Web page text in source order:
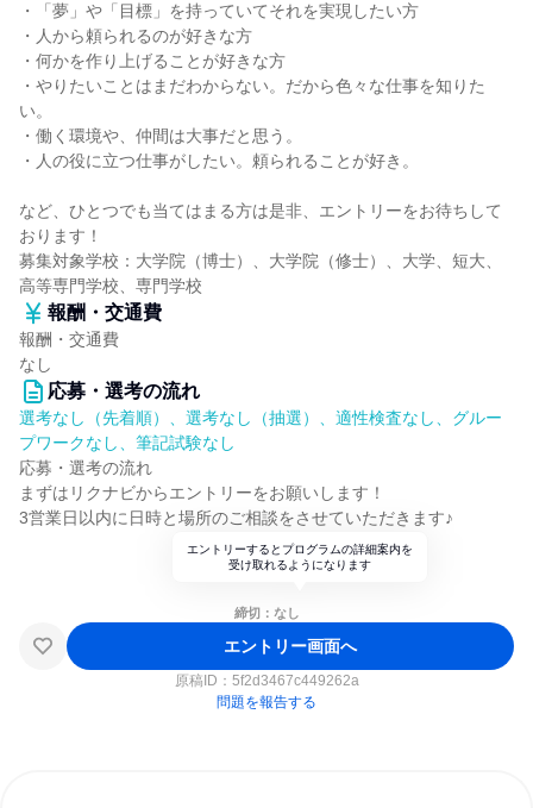
・「夢」や「目標」を持っていてそれを実現したい方
・人から頼られるのが好きな方
・何かを作り上げることが好きな方
・やりたいことはまだわからない。だから色々な仕事を知りた
い。
・働く環境や、仲間は大事だと思う。
・人の役に立つ仕事がしたい。頼られることが好き。
など、ひとつでも当てはまる方は是非、エントリーをお待ちして
おります！
募集対象学校：大学院（博士）、大学院（修士）、大学、短大、
高等専門学校、専門学校
報酬・交通費
報酬・交通費
なし
応募・選考の流れ
選考なし（先着順）、選考なし（抽選）、適性検査なし、グルー
プワークなし、筆記試験なし
応募・選考の流れ
まずはリクナビからエントリーをお願いします！
3営業日以内に日時と場所のご相談をさせていただきます♪
エントリーするとプログラムの詳細案内を
受け取れるようになります
締切：なし
エントリー画面へ
原稿ID： 5f2d3467c449262a
問題を報告する